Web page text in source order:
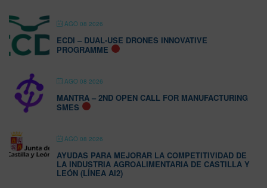
AGO 08 2026
ECDI – DUAL-USE DRONES INNOVATIVE
PROGRAMME
AGO 08 2026
MANTRA – 2ND OPEN CALL FOR MANUFACTURING
SMES
AGO 08 2026
AYUDAS PARA MEJORAR LA COMPETITIVIDAD DE
LA INDUSTRIA AGROALIMENTARIA DE CASTILLA Y
LEÓN (LÍNEA AI2)